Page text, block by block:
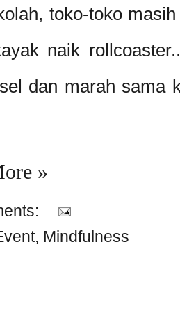
toko-toko
naik
dan marah sama
»
, Mindfulness